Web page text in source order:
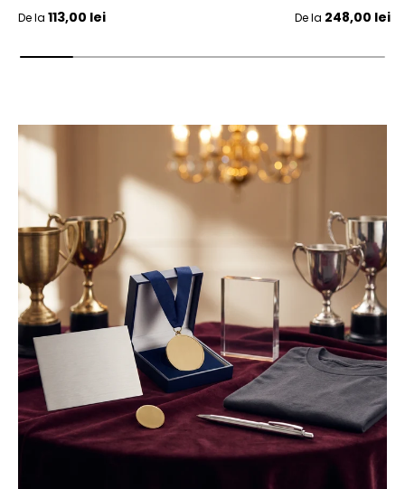
Pret initial
De la 113,00 lei Pret initial
De la 248,00 lei